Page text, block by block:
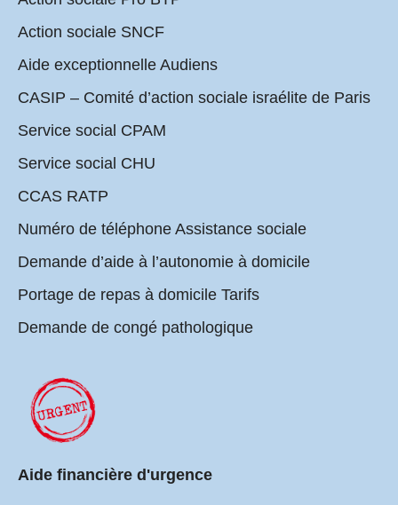
Action sociale SNCF
Aide exceptionnelle Audiens
CASIP – Comité d’action sociale israélite de Paris
Service social CPAM
Service social CHU
CCAS RATP
Numéro de téléphone Assistance sociale
Demande d’aide à l’autonomie à domicile
Portage de repas à domicile Tarifs
Demande de congé pathologique
Aide financière d'urgence